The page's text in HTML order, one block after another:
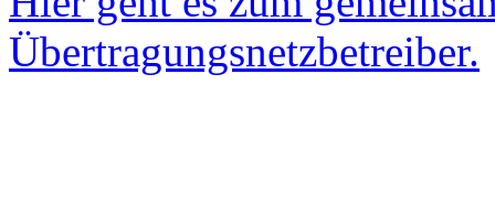
Übertragungsnetzbetreiber.